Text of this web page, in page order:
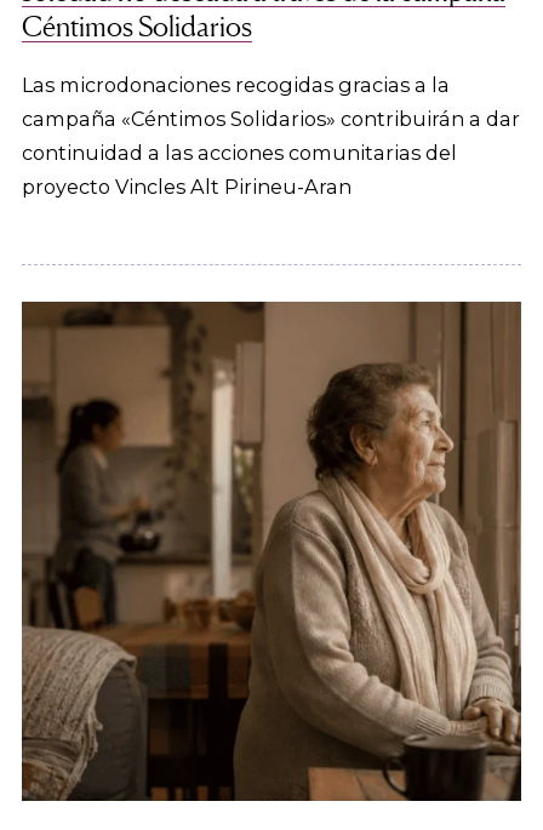
Céntimos Solidarios
Las microdonaciones recogidas gracias a la
campaña «Céntimos Solidarios» contribuirán a dar
continuidad a las acciones comunitarias del
proyecto Vincles Alt Pirineu-Aran